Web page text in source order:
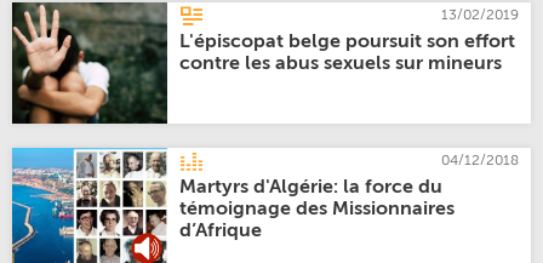
13/02/2019
L'épiscopat belge poursuit son effort
contre les abus sexuels sur mineurs
04/12/2018
Martyrs d'Algérie: la force du
témoignage des Missionnaires
d’Afrique